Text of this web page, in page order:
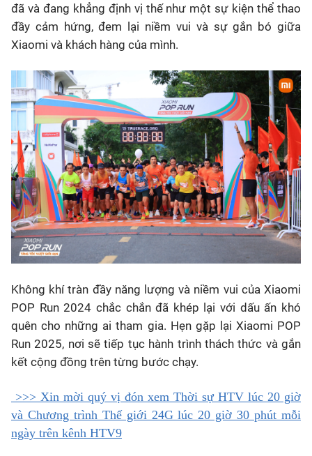
đã và đang khẳng định vị thế như một sự kiện thể thao
đầy cảm hứng, đem lại niềm vui và sự gắn bó giữa
Xiaomi và khách hàng của mình.
Không khí tràn đầy năng lượng và niềm vui của Xiaomi
POP Run 2024 chắc chắn đã khép lại với dấu ấn khó
quên cho những ai tham gia. Hẹn gặp lại Xiaomi POP
Run 2025, nơi sẽ tiếp tục hành trình thách thức và gắn
kết cộng đồng trên từng bước chạy.
>>> Xin mời quý vị đón xem Thời sự HTV lúc 20 giờ
và Chương trình Thế giới 24G lúc 20 giờ 30 phút mỗi
ngày trên kênh HTV9